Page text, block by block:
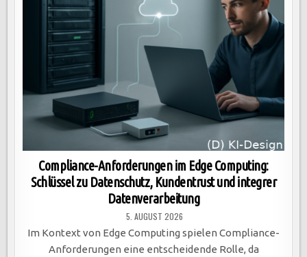
Compliance-Anforderungen im Edge Computing:
Schlüssel zu Datenschutz, Kundentrust und integrer
Datenverarbeitung
5. AUGUST 2026
Im Kontext von Edge Computing spielen Compliance-
Anforderungen eine entscheidende Rolle, da